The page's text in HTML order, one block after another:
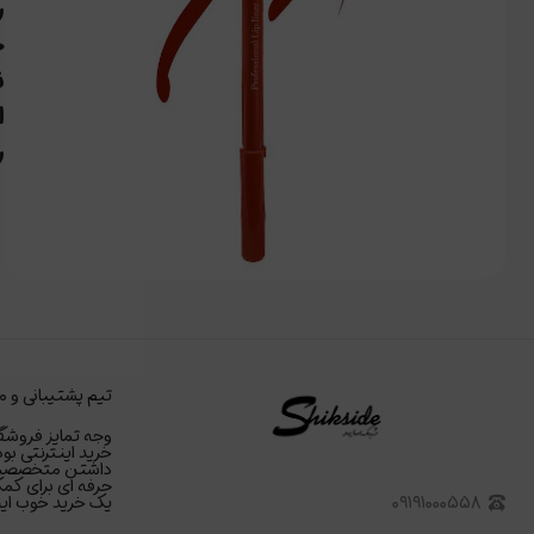
۰۹۱۹۱۰۰۰۵۵۸
تیم پشتیبانی و
وجه تمایز
خرید اینترنتی
داشتن متخصصین
حرفه ای برای
یک خرید خوب